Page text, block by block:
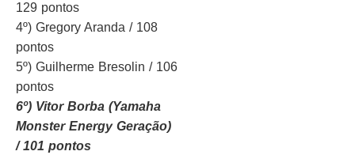
129 pontos
4º) Gregory Aranda / 108
pontos
5º) Guilherme Bresolin / 106
pontos
6º) Vitor Borba (Yamaha
Monster Energy Geração)
/ 101 pontos